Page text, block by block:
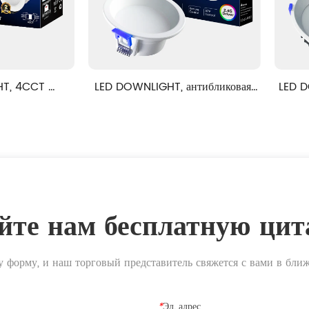
антибликовая
LED DOWNLIGHT,
нам бесплатную
форму, и наш торговый представитель свяжется с вами в